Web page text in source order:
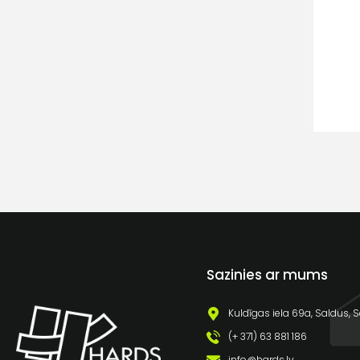
Sazinies ar mums
Kuldīgas iela 69a, Saldus,
(+ 371) 63 881 186